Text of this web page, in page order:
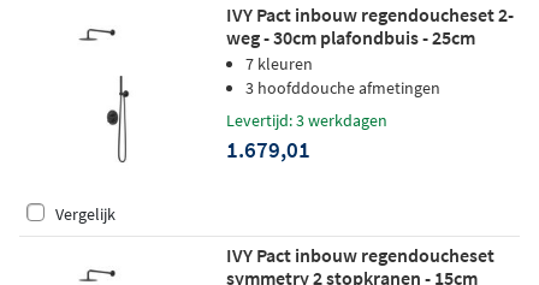
IVY Pact inbouw regendoucheset 2-
weg - 30cm plafondbuis - 25cm
medium hoofddouche rond -
wandhouder - staafhanddouche -
7 kleuren
3 hoofddouche afmetingen
Levertijd: 3 werkdagen
1.679,01
Vergelijk
IVY Pact inbouw regendoucheset
symmetry 2 stopkranen - 15cm